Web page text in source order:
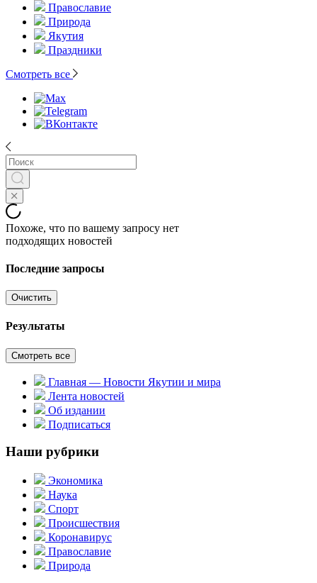
Православие
Природа
Якутия
Праздники
Смотреть все
Похоже, что по вашему запросу нет
подходящих новостей
Последние запросы
Очистить
Результаты
Смотреть все
Главная — Новости Якутии и мира
Лента новостей
Об издании
Подписаться
Наши рубрики
Экономика
Наука
Спорт
Происшествия
Коронавирус
Православие
Природа